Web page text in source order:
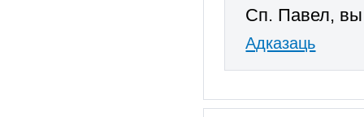
Сп. Павел, вы
Адказаць